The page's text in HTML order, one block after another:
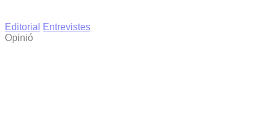
Editorial
Entrevistes
Opinió